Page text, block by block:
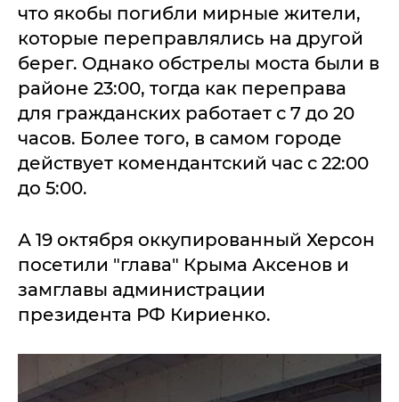
что якобы погибли мирные жители,
которые переправлялись на другой
берег. Однако обстрелы моста были в
районе 23:00, тогда как переправа
для гражданских работает с 7 до 20
часов. Более того, в самом городе
действует комендантский час с 22:00
до 5:00.
А 19 октября оккупированный Херсон
посетили "глава" Крыма Аксенов и
замглавы администрации
президента РФ Кириенко.